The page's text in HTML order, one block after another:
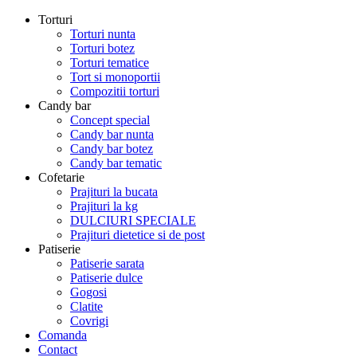
Torturi
Torturi nunta
Torturi botez
Torturi tematice
Tort si monoportii
Compozitii torturi
Candy bar
Concept special
Candy bar nunta
Candy bar botez
Candy bar tematic
Cofetarie
Prajituri la bucata
Prajituri la kg
DULCIURI SPECIALE
Prajituri dietetice si de post
Patiserie
Patiserie sarata
Patiserie dulce
Gogosi
Clatite
Covrigi
Comanda
Contact